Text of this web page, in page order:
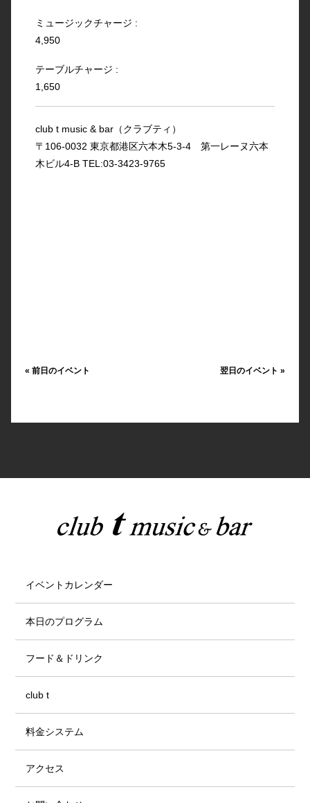
ミュージックチャージ :
4,950
テーブルチャージ :
1,650
club t music & bar（クラブティ）
〒106-0032 東京都港区六本木5-3-4 第一レーヌ六本
木ビル4-B TEL:03-3423-9765
« 前日のイベント 翌日のイベント»
イベントカレンダー
本日のプログラム
フード＆ドリンク
club t
料金システム
アクセス